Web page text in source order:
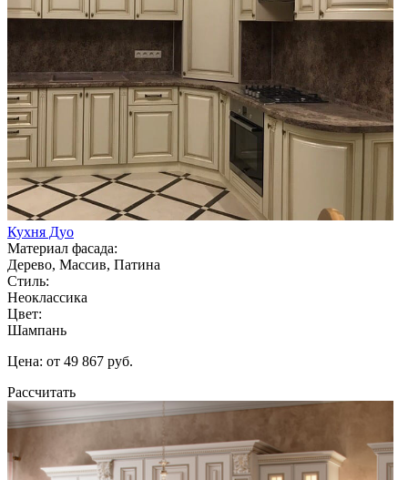
Кухня Дуо
Материал фасада:
Дерево, Массив, Патина
Стиль:
Неоклассика
Цвет:
Шампань
Цена: от 49 867 руб.
Рассчитать